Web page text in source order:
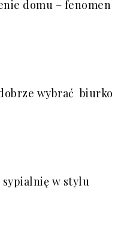
domu – fenomen
wybrać biurko
w stylu